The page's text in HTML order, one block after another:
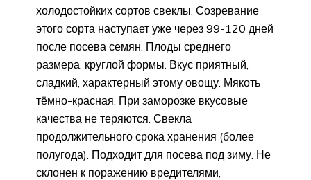
холодостойких сортов свеклы. Созревание
этого сорта наступает уже через 99-120 дней
после посева семян. Плоды среднего
размера, круглой формы. Вкус приятный,
сладкий, характерный этому овощу. Мякоть
тёмно-красная. При заморозке вкусовые
качества не теряются. Свекла
продолжительного срока хранения (более
полугода). Подходит для посева под зиму. Не
склонен к поражению вредителями,